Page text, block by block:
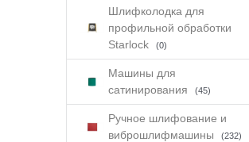
Шлифколодка для
профильной обработки
Starlock
(0)
Машины для
сатинирования
(45)
Ручное шлифование и
виброшлифмашины
(232)